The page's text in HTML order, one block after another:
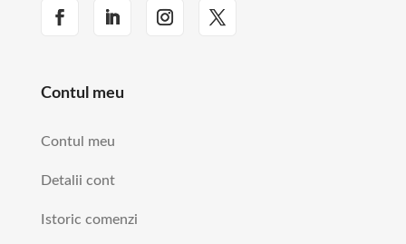
Contul meu
Contul meu
Detalii cont
Istoric comenzi